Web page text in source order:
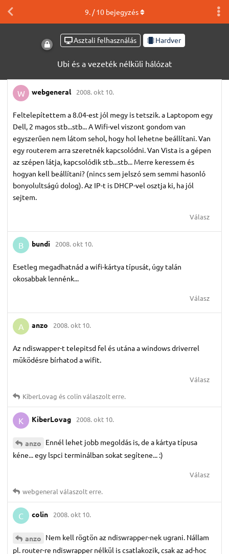
Asztali felhasználás Hardver
Ubi és a vezeték nélküli hálózat
9. /10bejegyzés
W webgeneral 2008. okt 10.
Feltelepítettem a 8.04-est jól megy is tetszik. a Laptopom egy
Dell, 2 magos stb...stb... A Wifi-vel viszont gondom van
egyszerűen nem látom sehol, hogy hol lehetne beállítani. Van
egy routerem arra szeretnék kapcsolódni. Van Vista is a gépen
az szépen látja, kapcsolódik stb...stb... Merre keressem és
hogyan kell beállítani? (nincs sem jelszó sem semmi hasonló
bonyolultságú dolog). Az IP-t is DHCP-vel osztja ki, ha jól
sejtem.
Válasz
B bundi 2008. okt 10.
Esetleg megadhatnád a wifi-kártya típusát, úgy talán
okosabbak lennénk...
Válasz
A anzo 2008. okt 10.
Az ndiswapper-t telepitsd fel és utána a windows driverrel
müködésre bírhatod a wifit.
Válasz
KiberLovag éscolinválaszolt erre.
K KiberLovag 2008. okt 10.
anzo Ennél lehet jobb megoldás is, de a kártya típusa
kéne... egy lspci terminálban sokat segítene... :)
Válasz
webgeneral válaszolt erre.
C colin 2008. okt 10.
anzo Nem kell rögtön az ndiswrapper-nek ugrani. Nállam
pl. router-re ndiswrapper nélkül is csatlakozik, csak az ad-hoc